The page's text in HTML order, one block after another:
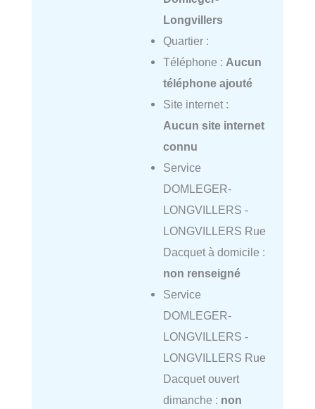
Longvillers
Quartier :
Téléphone : Aucun
téléphone ajouté
Site internet :
Aucun site internet
connu
Service
DOMLEGER-
LONGVILLERS -
LONGVILLERS Rue
Dacquet à domicile :
non renseigné
Service
DOMLEGER-
LONGVILLERS -
LONGVILLERS Rue
Dacquet ouvert
dimanche : non